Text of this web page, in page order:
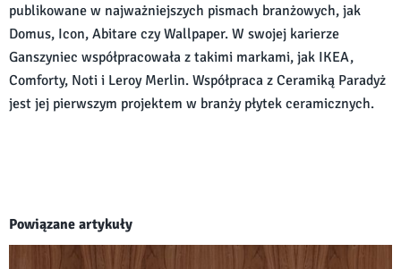
publikowane w najważniejszych pismach branżowych, jak
Domus, Icon, Abitare czy Wallpaper. W swojej karierze
Ganszyniec współpracowała z takimi markami, jak IKEA,
Comforty, Noti i Leroy Merlin. Współpraca z Ceramiką Paradyż
jest jej pierwszym projektem w branży płytek ceramicznych.
Powiązane artykuły